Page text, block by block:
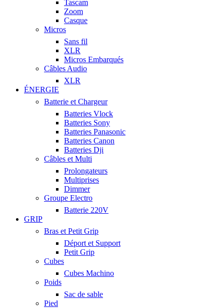
Tascam
Zoom
Casque
Micros
Sans fil
XLR
Micros Embarqués
Câbles Audio
XLR
ÉNERGIE
Batterie et Chargeur
Batteries Vlock
Batteries Sony
Batteries Panasonic
Batteries Canon
Batteries Dji
Câbles et Multi
Prolongateurs
Multiprises
Dimmer
Groupe Electro
Batterie 220V
GRIP
Bras et Petit Grip
Déport et Support
Petit Grip
Cubes
Cubes Machino
Poids
Sac de sable
Pied